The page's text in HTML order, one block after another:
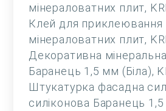
мінераловатних плит,
Клей для приклеювання
мінераловатних плит,
Декоративна
Баранець 1,5 мм (Біла),
Штукатурка фасадна
силіконова Баранець 1,5